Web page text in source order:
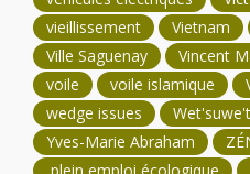
vieillissement
Vietnam
Ville Saguenay
Vincent
voile
voile islamique
wedge issues
Yves-Marie Abraham